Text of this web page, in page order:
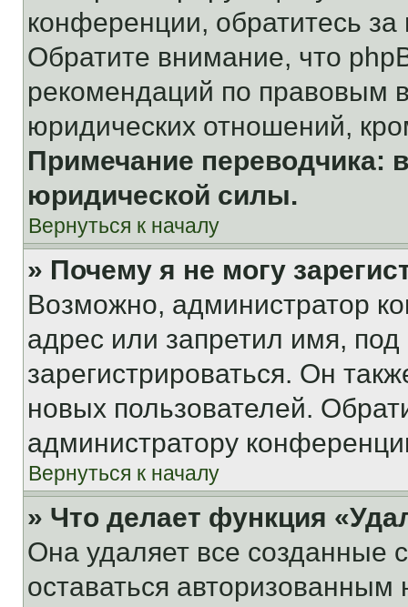
конференции, обратитесь
Обратите внимание, что
рекомендаций по правовым
юридических отношений,
Примечание переводчика:
юридической силы.
Вернуться к началу
» Почему я не могу
Возможно, администратор
адрес или запретил имя,
зарегистрироваться. Он
новых пользователей.
администратору
Вернуться к началу
» Что делает функция
Она удаляет все созданные
оставаться